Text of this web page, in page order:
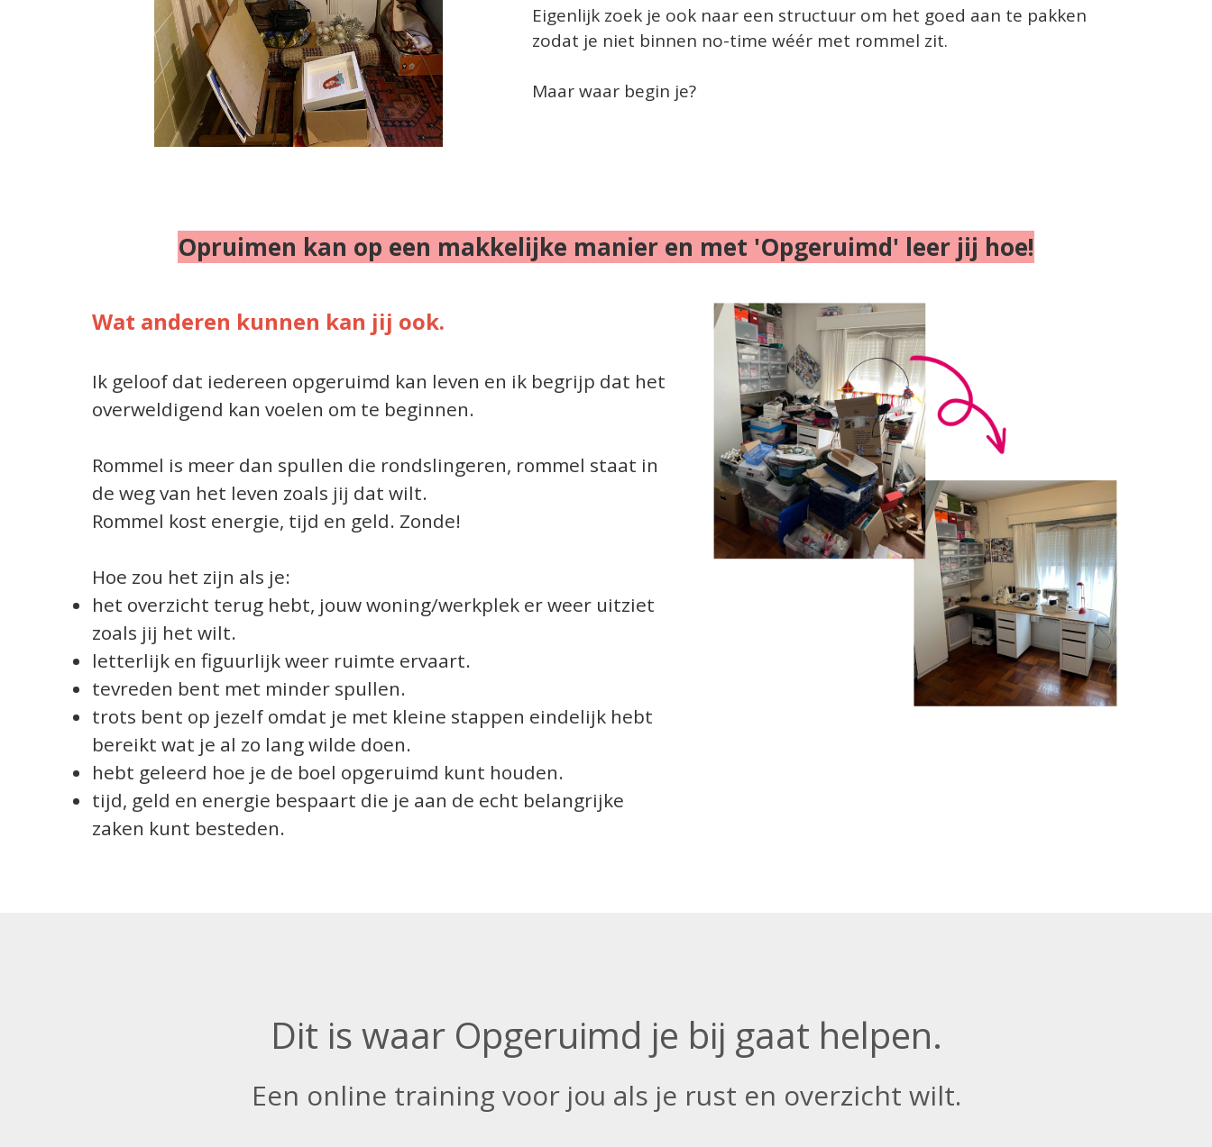
Eigenlijk zoek je ook naar een structuur om het goed aan te pakken
zodat je niet binnen no-time wéér met rommel zit.
Maar waar begin je?
Opruimen kan op een makkelijke manier en met 'Opgeruimd' leer jij hoe!
Wat anderen kunnen kan jij ook.
Ik geloof dat iedereen opgeruimd kan leven en ik begrijp dat het
overweldigend kan voelen om te beginnen.
Rommel is meer dan spullen die rondslingeren, rommel staat in
de weg van het leven zoals jij dat wilt.
Rommel kost energie, tijd en geld. Zonde!
Hoe zou het zijn als je:
het overzicht terug hebt, jouw woning/werkplek er weer uitziet
zoals jij het wilt.
letterlijk en figuurlijk weer ruimte ervaart.
tevreden bent met minder spullen.
trots bent op jezelf omdat je met kleine stappen eindelijk hebt
bereikt wat je al zo lang wilde doen.
hebt geleerd hoe je de boel opgeruimd kunt houden.
tijd, geld en energie bespaart die je aan de echt belangrijke
zaken kunt besteden.
Dit is waar Opgeruimd je bij gaat helpen.
Een online training voor jou als je rust en overzicht wilt.